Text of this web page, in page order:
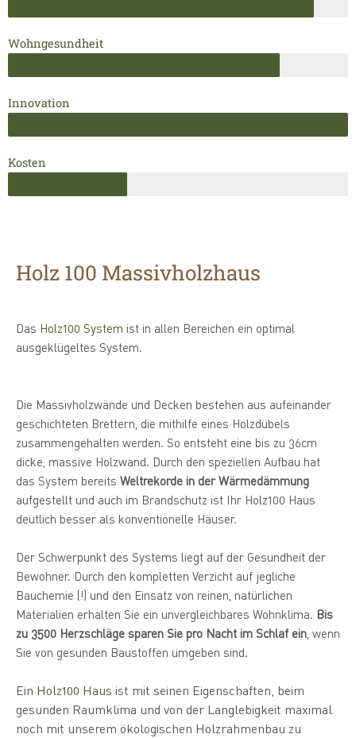
Wohngesundheit
Innovation
Kosten
Holz 100 Massivholzhaus
Das Holz100 System ist in allen Bereichen ein optimal
ausgeklügeltes System.
Die Massivholzwände und Decken bestehen aus aufeinander
geschichteten Brettern, die mithilfe eines Holzdübels
zusammengehalten werden. So entsteht eine bis zu 36cm
dicke, massive Holzwand. Durch den speziellen Aufbau hat
das System bereits Weltrekorde in der Wärmedämmung
aufgestellt und auch im Brandschutz ist Ihr Holz100 Haus
deutlich besser als konventionelle Häuser.
Der Schwerpunkt des Systems liegt auf der Gesundheit der
Bewohner. Durch den kompletten Verzicht auf jegliche
Bauchemie (!) und den Einsatz von reinen, natürlichen
Materialien erhalten Sie ein unvergleichbares Wohnklima. Bis
zu 3500 Herzschläge sparen Sie pro Nacht im Schlaf ein , wenn
Sie von gesunden Baustoffen umgeben sind.
Ein Holz100 Haus ist mit seinen Eigenschaften, beim
gesunden Raumklima und von der Langlebigkeit maximal
noch mit unserem ökologischen Holzrahmenbau zu